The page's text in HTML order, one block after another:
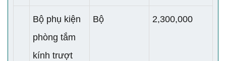
Bộ phụ kiện
phòng tắm
kính trượt
Bộ 2,300,000